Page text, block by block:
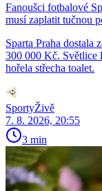
Fanoušci fotbalové
musí zaplatit tučnou
Sparta Praha dostala
300 000 Kč. Světlice
hořela střecha toalet.
SportyŽivě
7. 8. 2026, 20:55
3 min